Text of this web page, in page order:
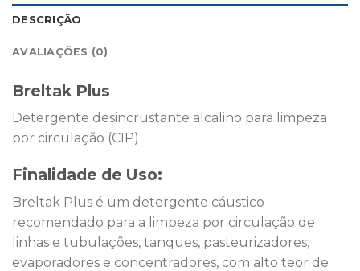
DESCRIÇÃO
AVALIAÇÕES (0)
Breltak Plus
Detergente desincrustante alcalino para limpeza
por circulação (CIP)
Finalidade de Uso:
Breltak Plus é um detergente cáustico
recomendado para a limpeza por circulação de
linhas e tubulações, tanques, pasteurizadores,
evaporadores e concentradores, com alto teor de